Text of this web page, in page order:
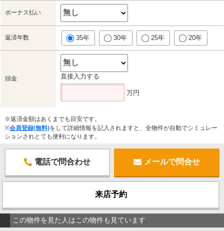
ボーナス払い
返済年数 35年 30年 25年 20年
頭金 直接入力する
万円
※返済金額はあくまでも目安です。
※会員登録(無料)をして詳細情報を記入されますと、全物件が自動でシミュレー
ションされとても便利になります。
電話で問合わせ メールで問合せ
来店予約
この物件を見た人はこの物件も見ています